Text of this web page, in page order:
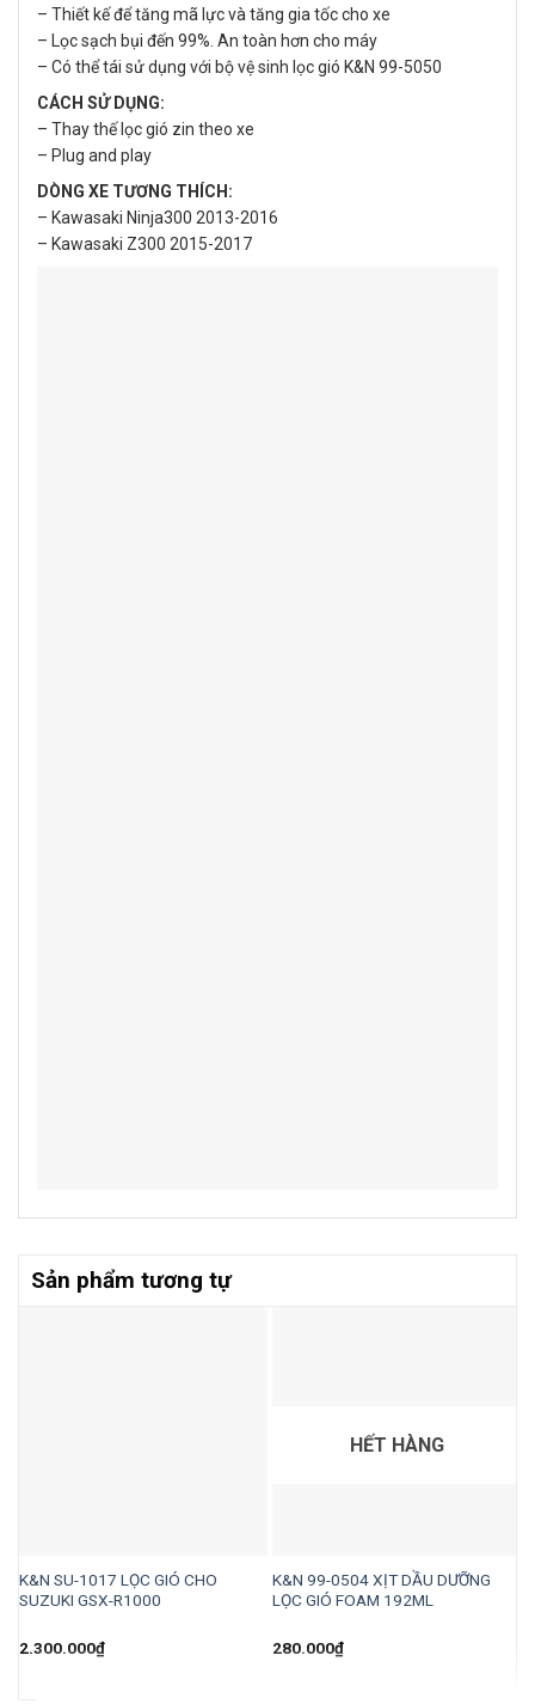
– Thiết kế để tăng mã lực và tăng gia tốc cho xe
– Lọc sạch bụi đến 99%. An toàn hơn cho máy
– Có thể tái sử dụng với bộ vệ sinh lọc gió K&N 99-5050
CÁCH SỬ DỤNG:
– Thay thế lọc gió zin theo xe
– Plug and play
DÒNG XE TƯƠNG THÍCH:
– Kawasaki Ninja300 2013-2016
– Kawasaki Z300 2015-2017
Sản phẩm tương tự
K&N SU-1017 LỌC GIÓ CHO
SUZUKI GSX-R1000
2.300.000₫
HẾT HÀNG
K&N 99-0504 XỊT DẦU DƯỠNG
LỌC GIÓ FOAM 192ML
280.000₫